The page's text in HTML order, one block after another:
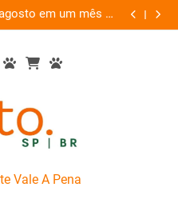
em um mês de
diversão e conexão
“Led
Vale A Pena